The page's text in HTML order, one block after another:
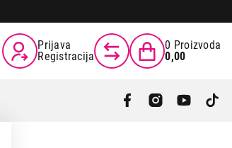
Prijava
Registracija
0 Proizvoda
0,00